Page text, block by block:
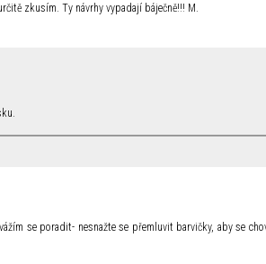
zkusím. Ty návrhy vypadají báječně!!! M.
se poradit- nesnažte se přemluvit barvičky, aby se